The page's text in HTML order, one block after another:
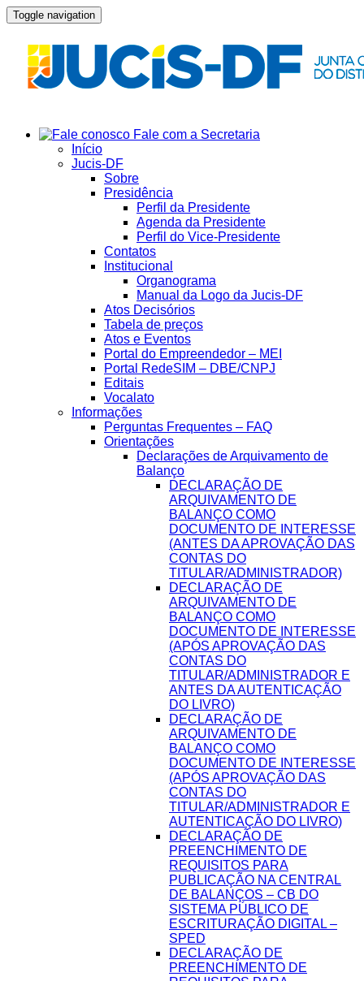
Toggle navigation
Fale com a Secretaria
Início
Jucis-DF
Sobre
Presidência
Perfil da Presidente
Agenda da Presidente
Perfil do Vice-Presidente
Contatos
Institucional
Organograma
Manual da Logo da Jucis-DF
Atos Decisórios
Tabela de preços
Atos e Eventos
Portal do Empreendedor – MEI
Portal RedeSIM – DBE/CNPJ
Editais
Vocalato
Informações
Perguntas Frequentes – FAQ
Orientações
Declarações de Arquivamento de
Balanço
DECLARAÇÃO DE
ARQUIVAMENTO DE
BALANÇO COMO
DOCUMENTO DE INTERESSE
(ANTES DA APROVAÇÃO DAS
CONTAS DO
TITULAR/ADMINISTRADOR)
DECLARAÇÃO DE
ARQUIVAMENTO DE
BALANÇO COMO
DOCUMENTO DE INTERESSE
(APÓS APROVAÇÃO DAS
CONTAS DO
TITULAR/ADMINISTRADOR E
ANTES DA AUTENTICAÇÃO
DO LIVRO)
DECLARAÇÃO DE
ARQUIVAMENTO DE
BALANÇO COMO
DOCUMENTO DE INTERESSE
(APÓS APROVAÇÃO DAS
CONTAS DO
TITULAR/ADMINISTRADOR E
AUTENTICAÇÃO DO LIVRO)
DECLARAÇÃO DE
PREENCHIMENTO DE
REQUISITOS PARA
PUBLICAÇÃO NA CENTRAL
DE BALANÇOS – CB DO
SISTEMA PÚBLICO DE
ESCRITURAÇÃO DIGITAL –
SPED
DECLARAÇÃO DE
PREENCHIMENTO DE